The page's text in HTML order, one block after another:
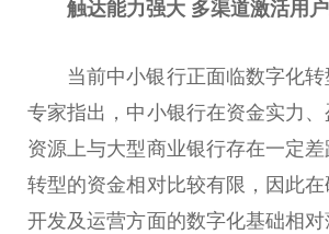
触达能力强大 多渠道激活用
当前中小银行正面临数字化
专家指出，中小银行在资金实力
资源上与大型商业银行存在一定
转型的资金相对比较有限，因此
开发及运营方面的数字化基础相